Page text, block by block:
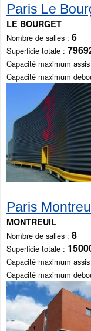
Paris Le
LE BOURGET
Nombre de salles 6
Superficie totale
Capacité maximum assis
Capacité maximum
Paris
MONTREUIL
Nombre de salles 8
Superficie totale
Capacité maximum assis
Capacité maximum